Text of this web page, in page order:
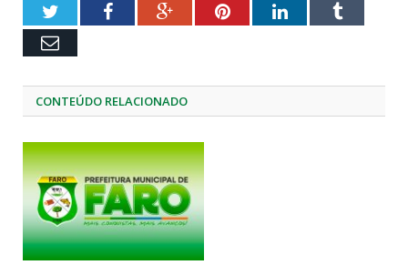
TwitterFacebookGoogle+PinterestLinkedInTumblr
Email
CONTEÚDO RELACIONADO